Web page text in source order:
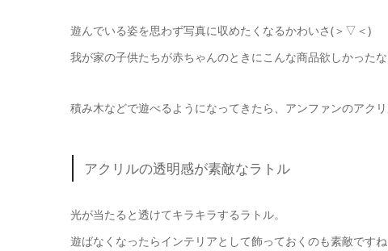
遊んでいる姿を思わず写真に収めたくなるかわいさ(＞▽＜)
我が家の子供たちが赤ちゃんのときにこんな商品欲しかった
積み木などで遊べるようになってきたら、アンファンのアク
アクリルの透明感が素敵なラトル
光が当たると透けてキラキラするラトル。
遊ばなくなったらインテリアとして飾っておくのも素敵ですね